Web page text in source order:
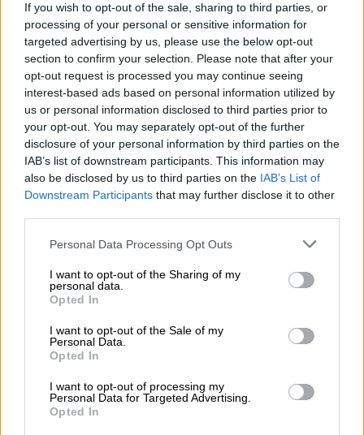
If you wish to opt-out of the sale, sharing to third parties, or
processing of your personal or sensitive information for
targeted advertising by us, please use the below opt-out
section to confirm your selection. Please note that after your
opt-out request is processed you may continue seeing
interest-based ads based on personal information utilized by
us or personal information disclosed to third parties prior to
your opt-out. You may separately opt-out of the further
disclosure of your personal information by third parties on the
IAB’s list of downstream participants. This information may
also be disclosed by us to third parties on the IAB’s List of
Downstream Participants that may further disclose it to other
Please note that this website/app uses one or more Google
not limited to your visit or usage behaviour. You may click to
grant or deny consent to Google and its third-party tags to
use your data for below specified purposes in below Google
consent section.
Personal Data Processing Opt Outs
I want to opt-out of the Sharing of my
personal data.
Opted In
I want to opt-out of the Sale of my
Personal Data.
Opted In
I want to opt-out of processing my
Personal Data for Targeted Advertising.
Opted In
Ειδικότερα οι ώρες που θα λειτουργήσουν
σήμερα είναι: 13:00-19:00 (για τα εμπορικά
καταστήματα) και 13:00-20:00 (για τα
σουπερμάρκετ).
ΔΙΑΒΑΣΤΕ ΕΠΙΣΗΣ
Ελλάδα|09.04.2026 21:12
Με κάθε μέσο φεύγουν οι εκδρομείς
του Πάσχα από την Αθήνα - Πού είναι
Αύριο,Μεγάλο Σάββατο
ωράριο θα είναι το εξής: 09:00-15:00 (για τα
εμπορικά καταστήματα) και 08:00-18:00 ή
αλυσίδα)